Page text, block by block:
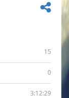
15
0
3:12:29